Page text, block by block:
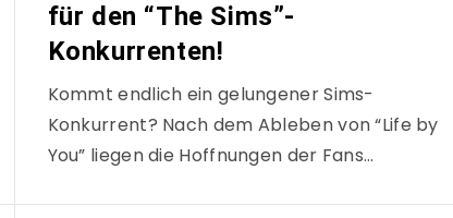
für den “The Sims”-
Konkurrenten!
Kommt endlich ein gelungener Sims-
Konkurrent? Nach dem Ableben von “Life by
You” liegen die Hoffnungen der Fans…